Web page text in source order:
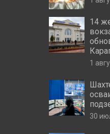
14
1
30